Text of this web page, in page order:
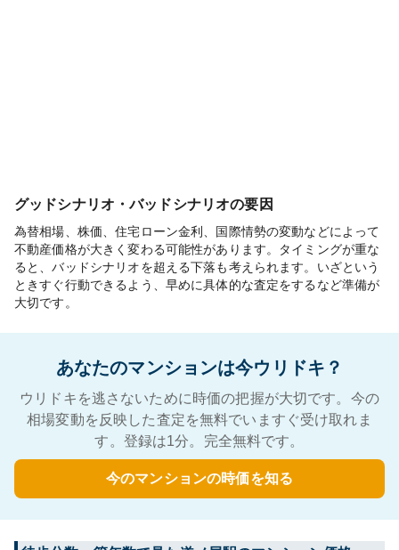
グッドシナリオ・バッドシナリオの要因
為替相場、株価、住宅ローン金利、国際情勢の変動などによって
不動産価格が大きく変わる可能性があります。タイミングが重な
ると、バッドシナリオを超える下落も考えられます。いざという
ときすぐ行動できるよう、早めに具体的な査定をするなど準備が
大切です。
あなたのマンションは今ウリドキ？
ウリドキを逃さないために時価の把握が大切です。今の
相場変動を反映した査定を無料でいますぐ受け取れま
す。登録は1分。完全無料です。
今のマンションの時価を知る